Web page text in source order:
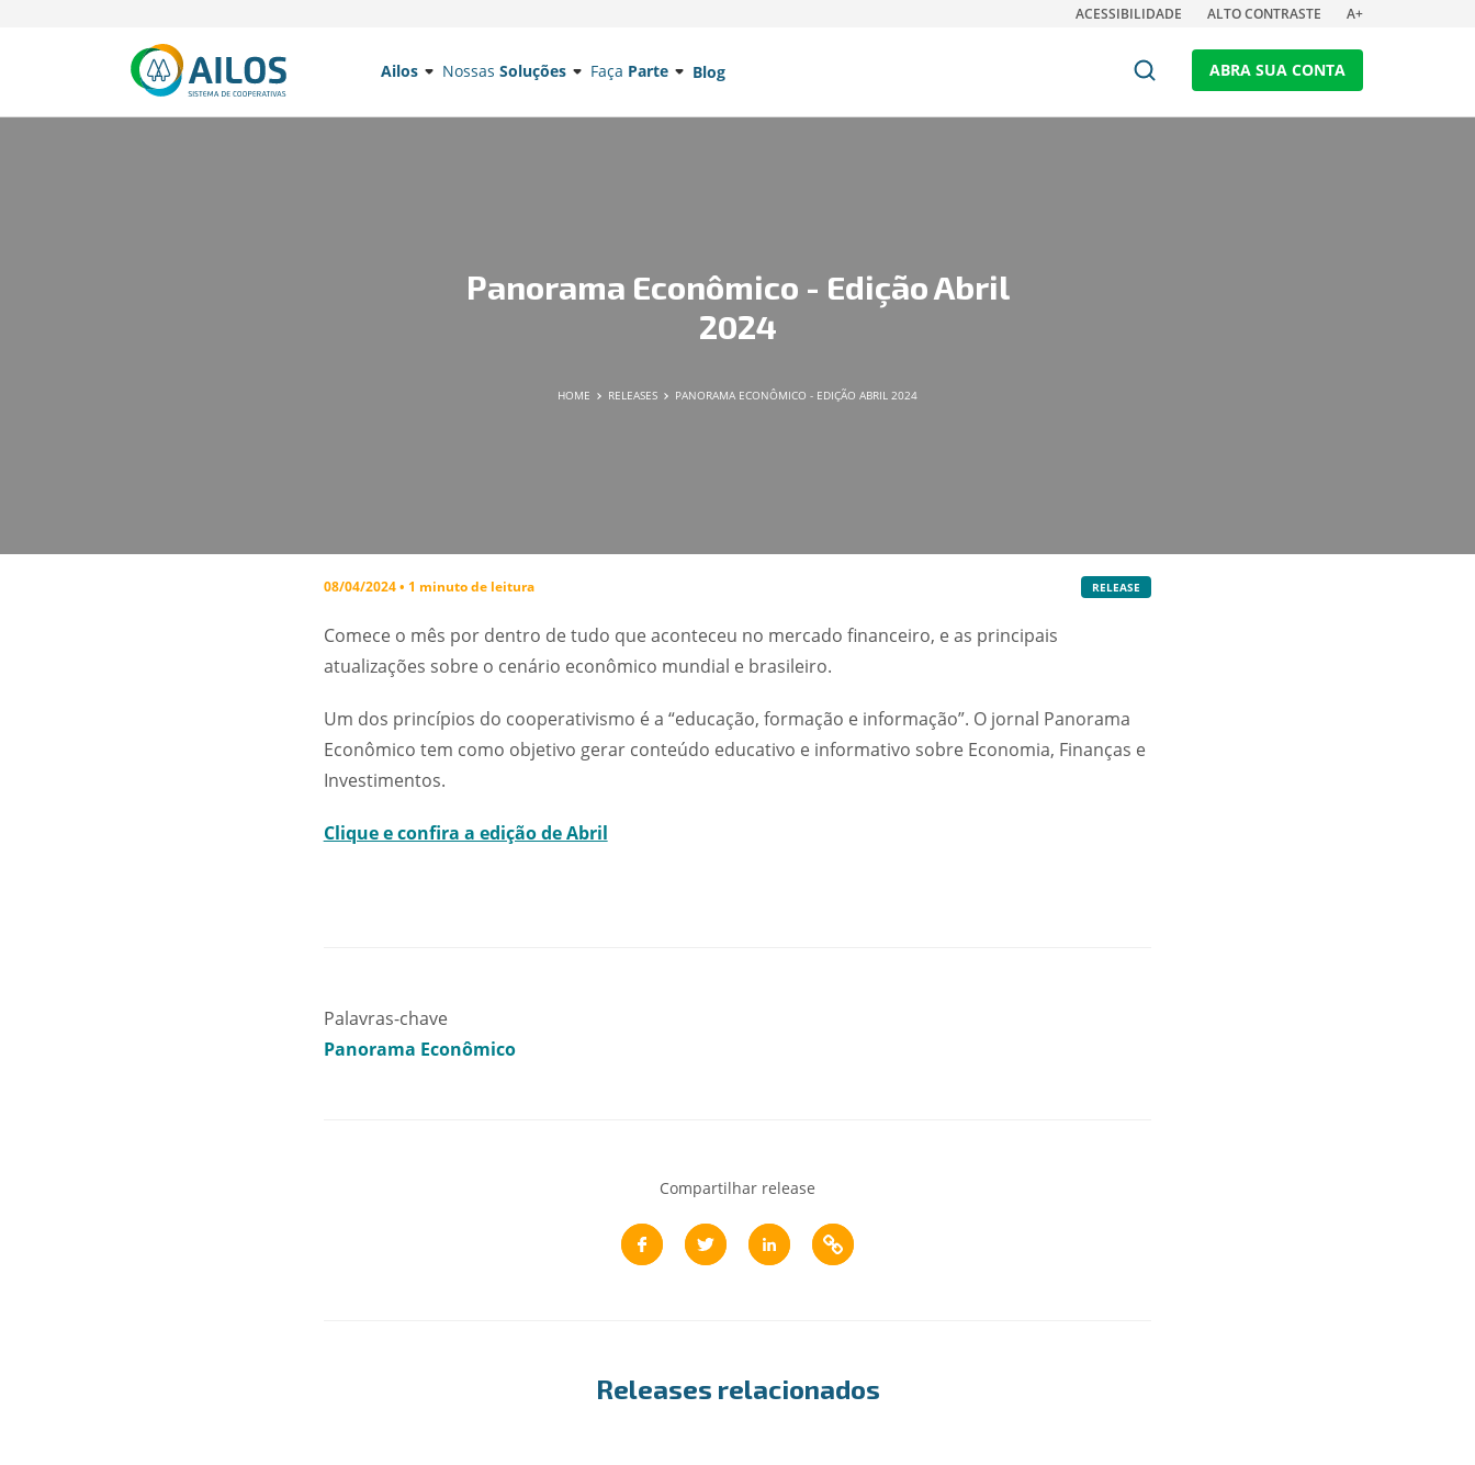
ACESSIBILIDADE ALTO CONTRASTE A+
Ailos Nossas Soluções Faça Parte Blog ABRA SUA CONTA
Panorama Econômico - Edição Abril
2024
HOME RELEASES PANORAMA ECONÔMICO - EDIÇÃO ABRIL 2024
08/04/2024 • 1 minuto de leitura RELEASE
Comece o mês por dentro de tudo que aconteceu no mercado financeiro, e as principais
atualizações sobre o cenário econômico mundial e brasileiro.
Um dos princípios do cooperativismo é a “educação, formação e informação”. O jornal Panorama
Econômico tem como objetivo gerar conteúdo educativo e informativo sobre Economia, Finanças e
Investimentos.
Clique e confira a edição de Abril
Palavras-chave
Panorama Econômico
Compartilhar release
Releases relacionados